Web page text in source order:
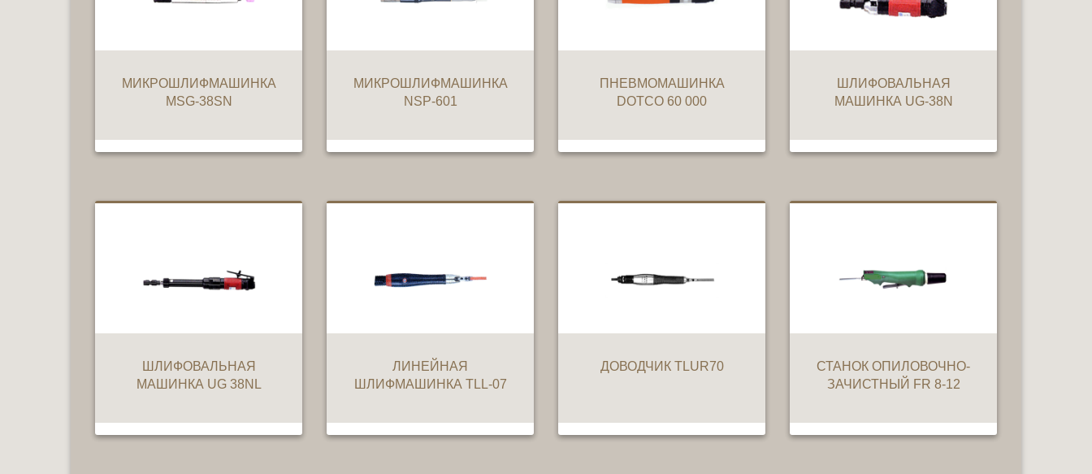
МИКРОШЛИФМАШИНКА
MSG-38SN
МИКРОШЛИФМАШИНКА
NSP-601
ПНЕВМОМАШИНКА
DOTCO 60 000
ШЛИФОВАЛЬНАЯ
МАШИНКА UG-38N
ШЛИФОВАЛЬНАЯ
МАШИНКА UG 38NL
ЛИНЕЙНАЯ
ШЛИФМАШИНКА TLL-07
ДОВОДЧИК TLUR70
СТАНОК ОПИЛОВОЧНО-
ЗАЧИСТНЫЙ FR 8-12